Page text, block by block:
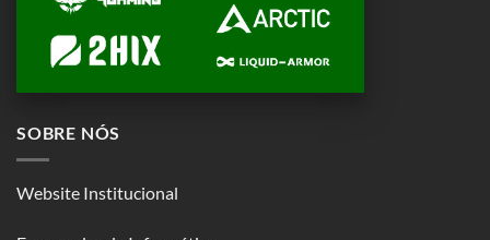
SOBRE NÓS
Website Institucional